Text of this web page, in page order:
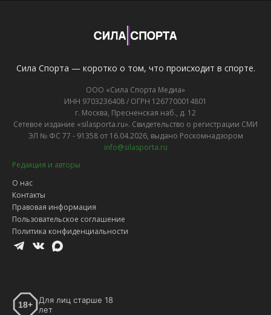
Сила Спорта — коротко о том, что происходит в спорте.
ООО «Сила Спорта Медиа»
ИНН 9703236408 / ОГРН 1267700014801
г. Москва, Пресненская наб., д. 12
Сетевое издание «silasporta.ru». Свидетельство о регистрации СМИ
ЭЛ № ФС 77 - 91358 от 16.04.2026, выдано Роскомнадзором
info@silasporta.ru
Редакция и авторы
О нас
Контакты
Правовая информация
Пользовательское соглашение
Политика конфиденциальности
18+
Для лиц старше 18
лет